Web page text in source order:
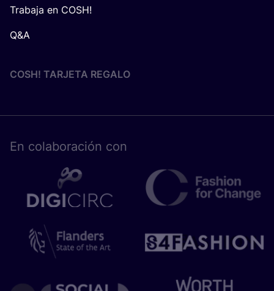
Trabaja en COSH!
Q&A
COSH! TARJETA REGALO
En cola­bo­ra­ción con